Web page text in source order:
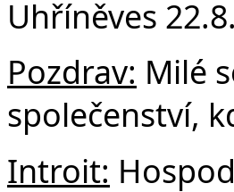
Uhříněves
Pozdrav: Milé
společenství,
Introit: